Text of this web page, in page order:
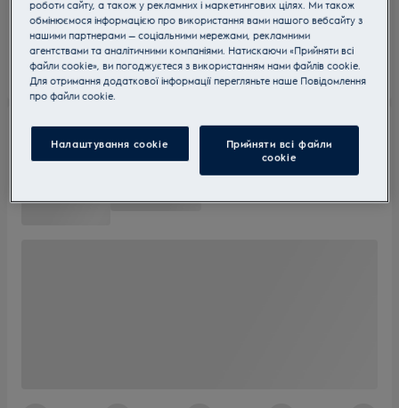
роботи сайту, а також у рекламних і маркетингових цілях. Ми також
обмінюємося інформацією про використання вами нашого вебсайту з
нашими партнерами — соціальними мережами, рекламними
агентствами та аналітичними компаніями. Натискаючи «Прийняти всі
файли cookie», ви погоджуєтеся з використанням нами файлів cookie.
Для отримання додаткової інформації перегляньте наше Пoвідомлення
прo файли cookie.
Налаштування cookie
Прийняти всі файли
сookie